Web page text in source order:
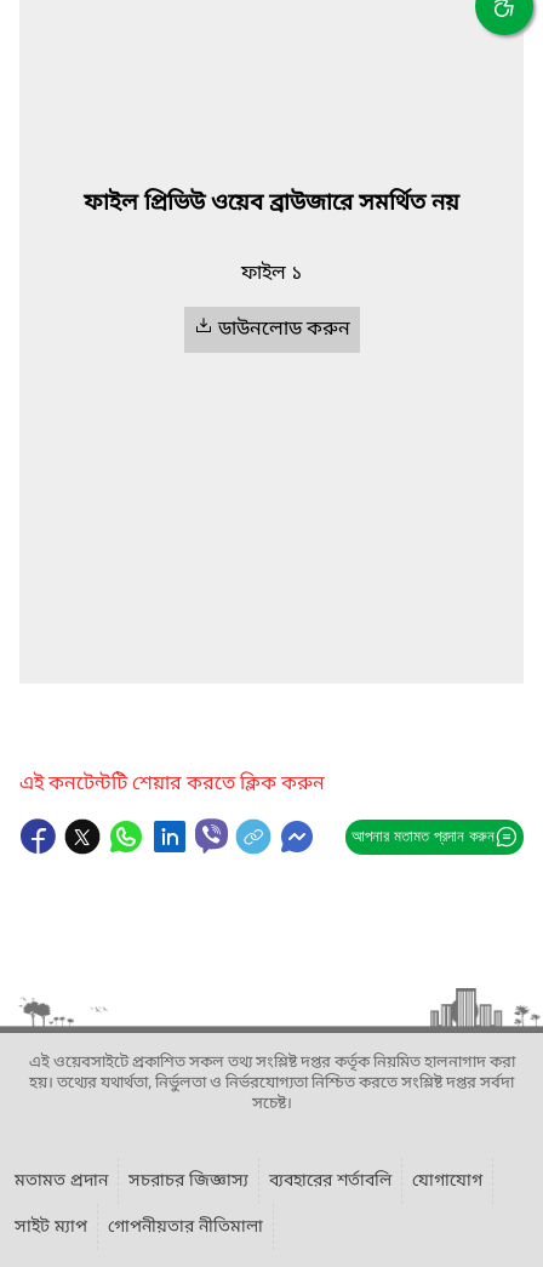
ফাইল প্রিভিউ ওয়েব ব্রাউজারে সমর্থিত নয়
ফাইল ১
ডাউনলোড করুন
এই কনটেন্টটি শেয়ার করতে ক্লিক করুন
আপনার মতামত প্রদান করুন
এই ওয়েবসাইটে প্রকাশিত সকল তথ্য সংশ্লিষ্ট দপ্তর কর্তৃক নিয়মিত হালনাগাদ করা
হয়। তথ্যের যথার্থতা, নির্ভুলতা ও নির্ভরযোগ্যতা নিশ্চিত করতে সংশ্লিষ্ট দপ্তর সর্বদা
সচেষ্ট।
মতামত প্রদান সচরাচর জিজ্ঞাস্য ব্যবহারের শর্তাবলি
যোগাযোগ
সাইট ম্যাপ
গোপনীয়তার নীতিমালা